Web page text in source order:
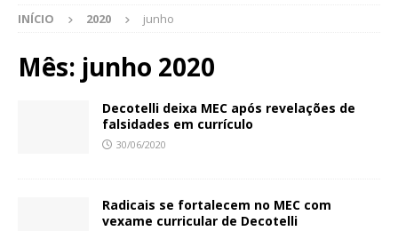
INÍCIO 2020 junho
Mês: junho 2020
Decotelli deixa MEC após revelações de
falsidades em currículo
30/06/2020
Radicais se fortalecem no MEC com
vexame curricular de Decotelli